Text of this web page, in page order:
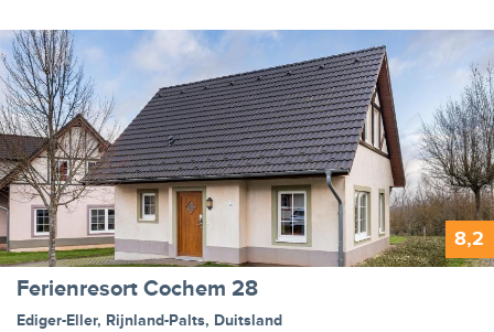
8,2
Ferienresort Cochem 28
Ediger-Eller, Rijnland-Palts, Duitsland